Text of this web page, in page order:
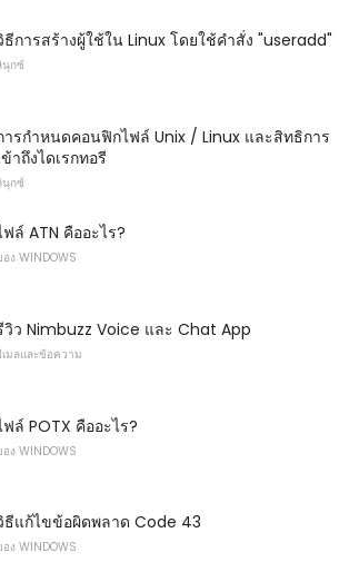
ธีการสร้างผู้ใช้ใน Linux โดยใช้คำสั่ง "useradd"
นุกซ์
ารกำหนดคอนฟิกไฟล์ Unix / Linux และสิทธิการ
ข้าถึงไดเรกทอรี
นุกซ์
ฟล์ ATN คืออะไร?
ง WINDOWS
วิว Nimbuzz Voice และ Chat App
เมลและข้อความ
ฟล์ POTX คืออะไร?
ง WINDOWS
ธีแก้ไขข้อผิดพลาด Code 43
ง WINDOWS